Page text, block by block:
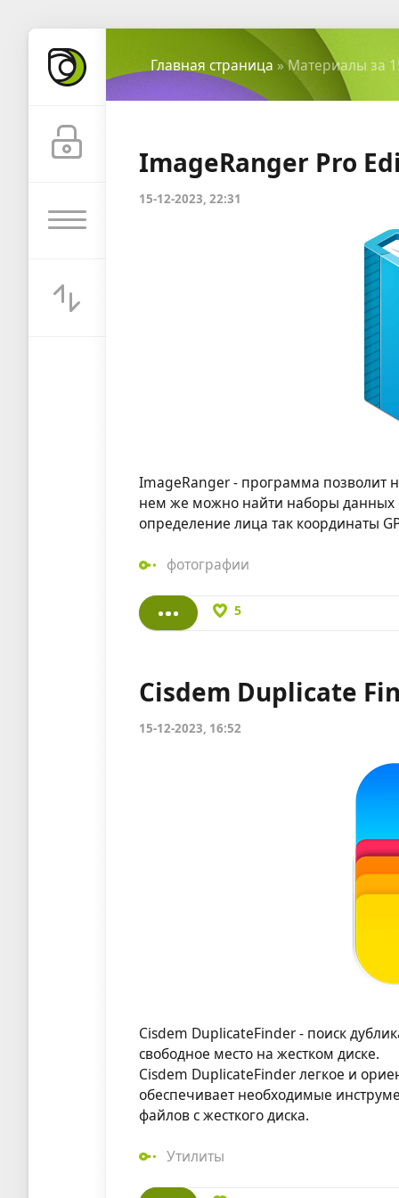
Главная страница » Материалы за
ImageRanger Pro
15-12-2023, 22:31
ImageRanger - программа позволит
нем же можно найти наборы данных
определение лица так координаты
фотографии
5
Cisdem Duplicate
15-12-2023, 16:52
Cisdem DuplicateFinder - поиск
свободное место на жестком диске.
Cisdem DuplicateFinder легкое и
обеспечивает необходимые
файлов с жесткого диска.
Утилиты